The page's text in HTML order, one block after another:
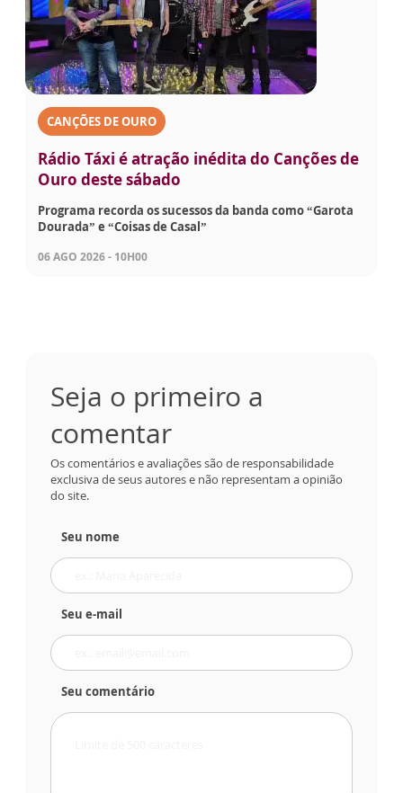
CANÇÕES DE OURO
Rádio Táxi é atração inédita do Canções de
Ouro deste sábado
Programa recorda os sucessos da banda como “Garota
Dourada” e “Coisas de Casal”
06 AGO 2026 - 10H00
Seja o primeiro a
comentar
Os comentários e avaliações são de responsabilidade
exclusiva de seus autores e não representam a opinião
do site.
Seu nome
Seu e-mail
Seu comentário